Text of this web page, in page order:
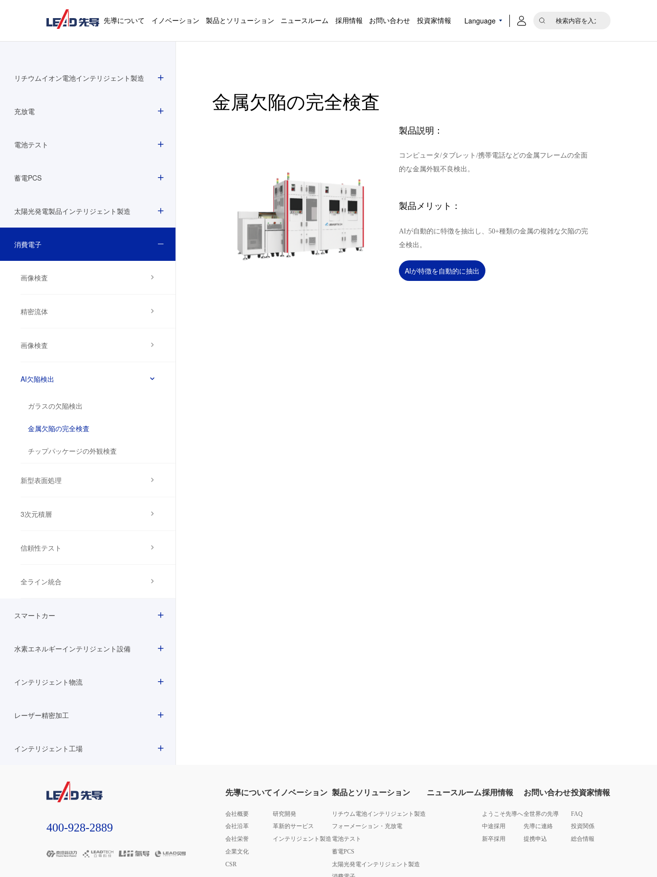
先導について イノベーション 製品とソリューション ニュースルーム 採用情報 お問い合わせ 投資家情報 Language
リチウムイオン電池インテリジェント製造
充放電
電池テスト
蓄電PCS
太陽光発電製品インテリジェント製造
消費電子
画像検査
精密流体
画像検査
AI欠陥検出
ガラスの欠陥検出
金属欠陥の完全検査
チップパッケージの外観検査
新型表面処理
3次元積層
信頼性テスト
全ライン統合
スマートカー
水素エネルギーインテリジェント設備
インテリジェント物流
レーザー精密加工
インテリジェント工場
金属欠陥の完全検査
製品説明：
コンピュータ/タブレット/携帯電話などの金属フレームの全面
的な金属外観不良検出。
製品メリット：
AIが自動的に特徴を抽出し、50+種類の金属の複雑な欠陥の完
全検出。
AIが特徴を自動的に抽出
400-928-2889
先導について
会社概要
会社沿革
会社栄誉
企業文化
CSR
イノベーション
研究開発
革新的サービス
インテリジェント製造
製品とソリューション
リチウム電池インテリジェント製造
フォーメーション・充放電
電池テスト
蓄電PCS
太陽光発電インテリジェント製造
ニュースルーム採用情報
ようこそ先導へ
中途採用
新卒採用
お問い合わせ
全世界の先導
先導に連絡
提携申込
投資家情報
FAQ
投資関係
総合情報